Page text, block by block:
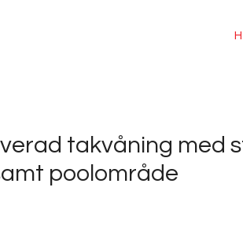
takvåning med
poolområde